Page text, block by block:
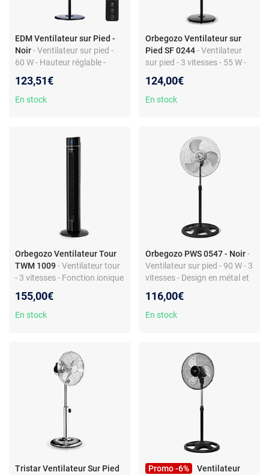
EDM Ventilateur sur Pied -
Noir- Ventilateur sur pied -
60 W - Hauteur réglable -
123,51€
En stock
Orbegozo Ventilateur sur
Pied SF 0244 - Ventilateur
sur pied - 3 vitesses - 55 W -
Télécommande incluse
124,00€
En stock
Orbegozo Ventilateur Tour
TWM 1009- Ventilateur tour
- 3 vitesses - Fonction ionique
155,00€
En stock
Orbegozo PWS 0547 - Noir -
Ventilateur sur pied - 90 W - 3
vitesses - Design en métal et
116,00€
En stock
Tristar Ventilateur Sur Pied
Promo -6%
Ventilateur